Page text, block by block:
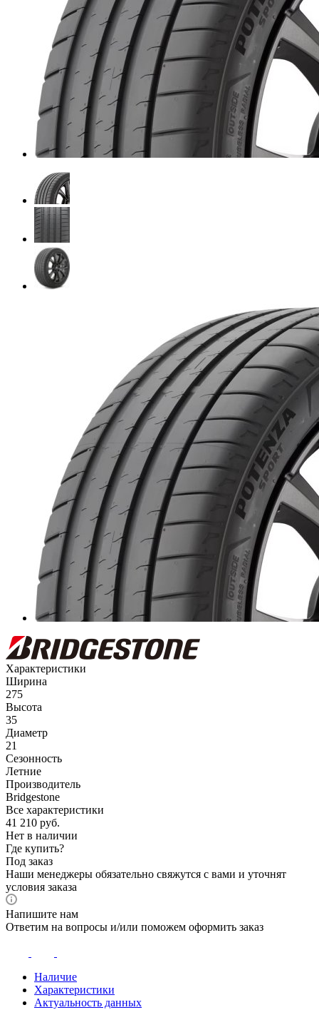
Характеристики
Ширина
275
Высота
35
Диаметр
21
Сезонность
Летние
Производитель
Bridgestone
Все характеристики
41 210 руб.
Нет в наличии
Где купить?
Под заказ
Наши менеджеры обязательно свяжутся с вами и уточнят
условия заказа
Напишите нам
Ответим на вопросы и/или поможем оформить заказ
Наличие
Характеристики
Актуальность данных